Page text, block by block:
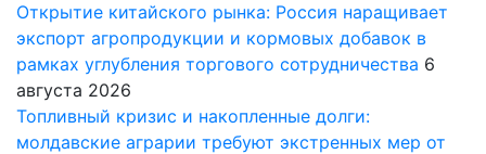
Открытие китайского рынка: Россия наращивает
экспорт агропродукции и кормовых добавок в
рамках углубления торгового сотрудничества 6
августа 2026
Топливный кризис и накопленные долги:
молдавские аграрии требуют экстренных мер от